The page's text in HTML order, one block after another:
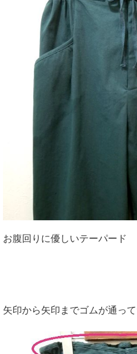
お腹回りに優しいテーパード
矢印から矢印までゴムが通っ